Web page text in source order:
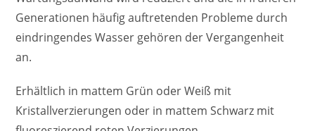
Generationen häufig auftretenden Probleme durch
eindringendes Wasser gehören der Vergangenheit
an.
Erhältlich in mattem Grün oder Weiß mit
Kristallverzierungen oder in mattem Schwarz mit